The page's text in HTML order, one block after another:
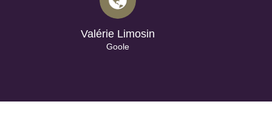
Valérie Limosin
Goole